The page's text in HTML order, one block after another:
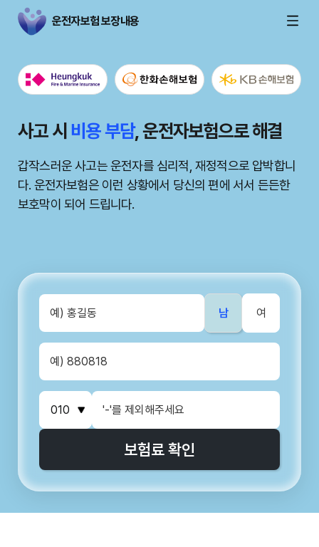
운전자보험 보장내용
안전 운전의 시작, 운전자보험 보장 내용 확
운전자보험의 다양한 보장 내용을 꼼꼼히 비교하여 자신에
게 꼭 맞는 상품을 선택하는 것이 중요합니다. 합리적인 보
운전자의 든든한동반자, 운전자보험
예기치 않은 교통사고 발생 시, 운전자보험이 법적 비용과
치료비를 지원하여 운전자의 경제적 부담을 덜어줍니다. 당
신의 안전을 위한 필수 선택입니다.
사고 시 비용 부담, 운전자보험으로 해결
갑작스러운 사고는 운전자를 심리적, 재정적으로 압박합니
다. 운전자보험은 이런 상황에서 당신의 편에 서서 든든한
보호막이 되어 드립니다.
안전 운전의 시작, 운전자보험 보장 내용 확
운전자보험의 다양한 보장 내용을 꼼꼼히 비교하여 자신
게 꼭 맞는 상품을 선택하는 것이 중요합니다. 합리적인
운전자의 든든한동반자, 운전자보험
예기치 않은 교통사고 발생 시, 운전자보험이 법적 비용과
치료비를 지원하여 운전자의 경제적 부담을 덜어줍니다. 당
신의 안전을 위한 필수 선택입니다.
남 여
보험료 확인